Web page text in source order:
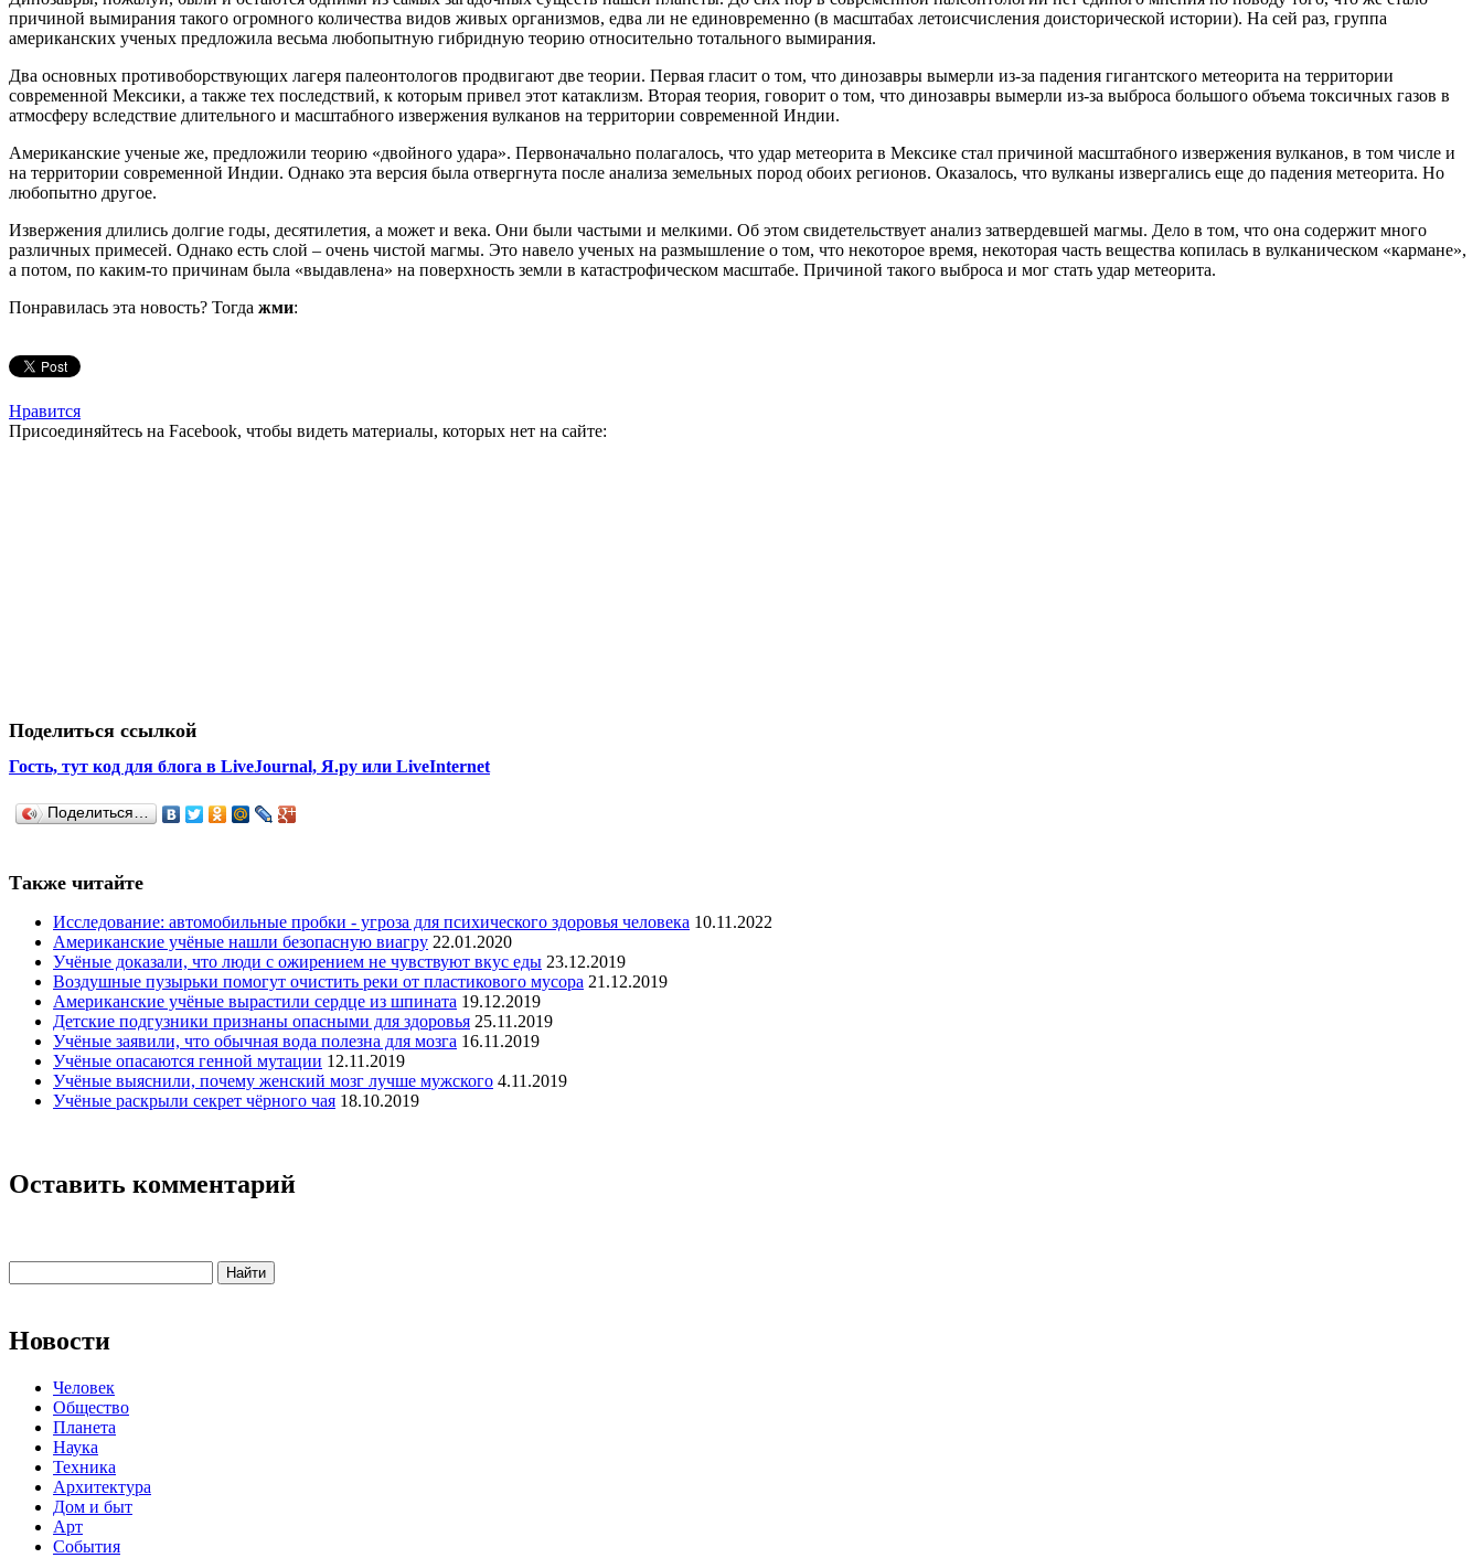
причиной вымирания такого огромного количества видов живых организмов, едва ли не единовременно (в масштабах летоисчисления доисторической истории). На сей раз, группа
американских ученых предложила весьма любопытную гибридную теорию относительно тотального вымирания.
Два основных противоборствующих лагеря палеонтологов продвигают две теории. Первая гласит о том, что динозавры вымерли из-за падения гигантского метеорита на территории
современной Мексики, а также тех последствий, к которым привел этот катаклизм. Вторая теория, говорит о том, что динозавры вымерли из-за выброса большого объема токсичных газов в
атмосферу вследствие длительного и масштабного извержения вулканов на территории современной Индии.
Американские ученые же, предложили теорию «двойного удара». Первоначально полагалось, что удар метеорита в Мексике стал причиной масштабного извержения вулканов, в том числе и
на территории современной Индии. Однако эта версия была отвергнута после анализа земельных пород обоих регионов. Оказалось, что вулканы извергались еще до падения метеорита. Но
любопытно другое.
Извержения длились долгие годы, десятилетия, а может и века. Они были частыми и мелкими. Об этом свидетельствует анализ затвердевшей магмы. Дело в том, что она содержит много
различных примесей. Однако есть слой – очень чистой магмы. Это навело ученых на размышление о том, что некоторое время, некоторая часть вещества копилась в вулканическом «кармане»,
а потом, по каким-то причинам была «выдавлена» на поверхность земли в катастрофическом масштабе. Причиной такого выброса и мог стать удар метеорита.
Понравилась эта новость? Тогда жми:
Нравится
Присоединяйтесь на Facebook, чтобы видеть материалы, которых нет на сайте:
Поделиться ссылкой
Гость, тут код для блога в LiveJournal, Я.ру или LiveInternet
Поделиться…
Также читайте
Исследование: автомобильные пробки - угроза для психического здоровья человека 10.11.2022
Американские учёные нашли безопасную виагру 22.01.2020
Учёные доказали, что люди с ожирением не чувствуют вкус еды 23.12.2019
Воздушные пузырьки помогут очистить реки от пластикового мусора 21.12.2019
Американские учёные вырастили сердце из шпината 19.12.2019
Детские подгузники признаны опасными для здоровья 25.11.2019
Учёные заявили, что обычная вода полезна для мозга 16.11.2019
Учёные опасаются генной мутации 12.11.2019
Учёные выяснили, почему женский мозг лучше мужского 4.11.2019
Учёные раскрыли секрет чёрного чая 18.10.2019
Оставить комментарий
Новости
Человек
Общество
Планета
Наука
Техника
Архитектура
Дом и быт
Арт
События